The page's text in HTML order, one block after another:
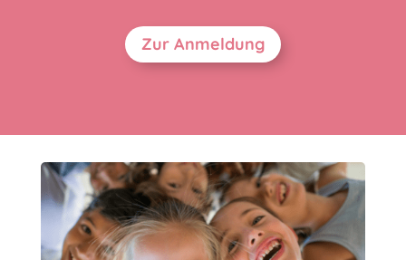
Zur Anmeldung